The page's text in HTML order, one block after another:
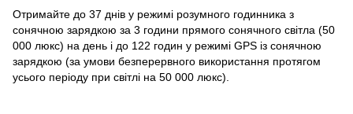
Отримайте до 37 днів у режимі розумного годинника з
сонячною зарядкою за 3 години прямого сонячного світла (50
000 люкс) на день і до 122 годин у режимі GPS із сонячною
зарядкою (за умови безперервного використання протягом
усього періоду при світлі на 50 000 люкс).